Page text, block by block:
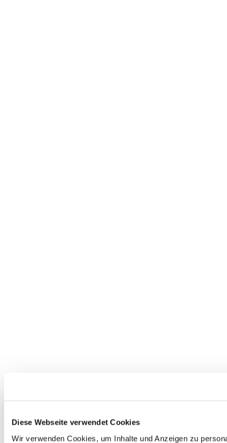
Diese Webseite verwendet Cookies
Wir verwenden Cookies, um Inhalte und Anzeigen zu